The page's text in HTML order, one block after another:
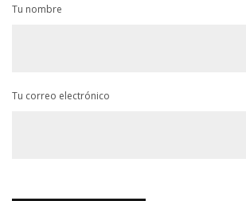
Tu nombre
Tu correo electrónico